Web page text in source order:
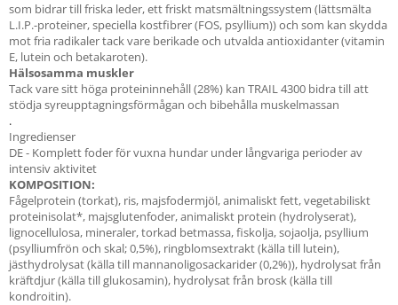
som bidrar till friska leder, ett friskt matsmältningssystem (lättsmälta
L.I.P.-proteiner, speciella kostfibrer (FOS, psyllium)) och som kan skydda
mot fria radikaler tack vare berikade och utvalda antioxidanter (vitamin
E, lutein och betakaroten).
Hälsosamma muskler
Tack vare sitt höga proteininnehåll (28%) kan TRAIL 4300 bidra till att
stödja syreupptagningsförmågan och bibehålla muskelmassan
.
Ingredienser
DE - Komplett foder för vuxna hundar under långvariga perioder av
intensiv aktivitet
KOMPOSITION:
Fågelprotein (torkat), ris, majsfodermjöl, animaliskt fett, vegetabiliskt
proteinisolat*, majsglutenfoder, animaliskt protein (hydrolyserat),
lignocellulosa, mineraler, torkad betmassa, fiskolja, sojaolja, psyllium
(psylliumfrön och skal; 0,5%), ringblomsextrakt (källa till lutein),
jästhydrolysat (källa till mannanoligosackarider (0,2%)), hydrolysat från
kräftdjur (källa till glukosamin), hydrolysat från brosk (källa till
kondroitin).